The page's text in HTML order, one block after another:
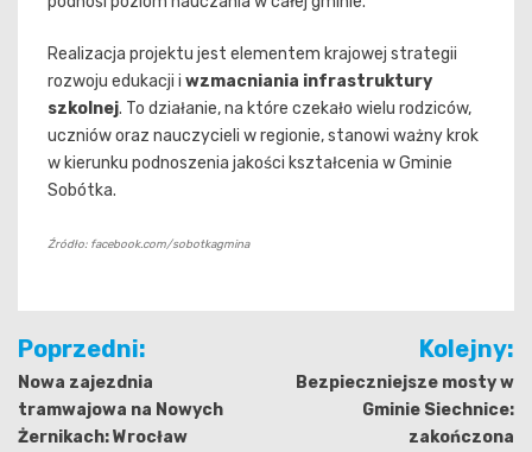
Realizacja projektu jest elementem krajowej strategii
rozwoju edukacji i wzmacniania infrastruktury
szkolnej. To działanie, na które czekało wielu rodziców,
uczniów oraz nauczycieli w regionie, stanowi ważny krok
w kierunku podnoszenia jakości kształcenia w Gminie
Sobótka.
Źródło: facebook.com/sobotkagmina
Nawigacja
wpisu
Poprzedni:
Nowa zajezdnia
tramwajowa na Nowych
Żernikach: Wrocław
Kolejny:
Bezpieczniejsze mosty w
Gminie Siechnice:
zakończona